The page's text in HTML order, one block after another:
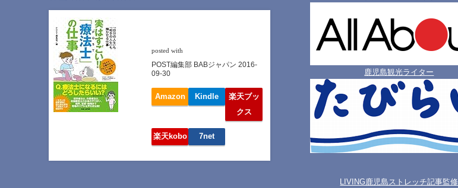
posted with
POST編集部 BABジャパン 2016-
09-30
Amazon Kindle
楽天ブッ
クス
楽天kobo 7net
鹿児島観光ライター
LIVING鹿児島ストレッチ記事監修